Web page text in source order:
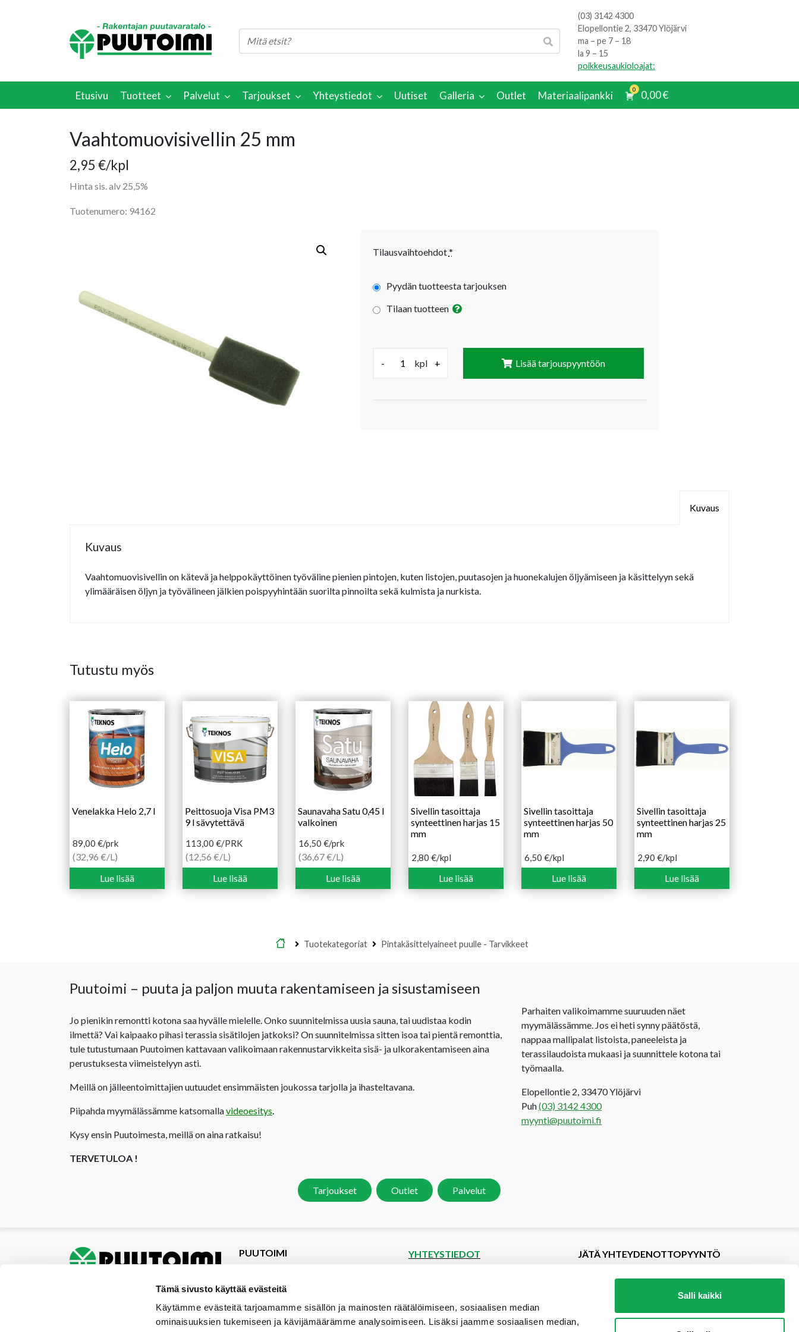
Tämä sivusto käyttää evästeitä
Käytämme evästeitä tarjoamamme sisällön ja mainosten räätälöimiseen, sosiaalisen median
ominaisuuksien tukemiseen ja kävijämäärämme analysoimiseen. Lisäksi jaamme sosiaalisen median,
Salli kaikki
(03) 3142 4300
Elopellontie 2, 33470 Ylöjärvi
ma – pe 7 – 18
la 9 – 15
poikkeusaukioloajat:
Etusivu Tuotteet Palvelut Tarjoukset Yhteystiedot Uutiset Galleria Outlet Materiaalipankki 0 0,00€
Vaahtomuovisivellin 25 mm
2,95 €/kpl
Hinta sis. alv 25,5%
Tuotenumero: 94162
Tilausvaihtoehdot*
Pyydän tuotteesta tarjouksen
Tilaan tuotteen
- kpl + Lisää tarjouspyyntöön
Kuvaus
Kuvaus
Vaahtomuovisivellin on kätevä ja helppokäyttöinen työväline pienien pintojen, kuten listojen, puutasojen ja huonekalujen öljyämiseen ja käsittelyyn sekä
ylimääräisen öljyn ja työvälineen jälkien poispyyhintään suorilta pinnoilta sekä kulmista ja nurkista.
Tutustu myös
Venelakka Helo 2,7 l
89,00 €/prk
(32,96 €/L)
Lue lisää
Peittosuoja Visa PM3
9 l sävytettävä
113,00 €/PRK
(12,56 €/L)
Lue lisää
Saunavaha Satu 0,45 l
valkoinen
16,50 €/prk
(36,67 €/L)
Lue lisää
Sivellin tasoittaja
synteettinen harjas 15
mm
2,80 €/kpl
Lue lisää
Sivellin tasoittaja
synteettinen harjas 50
mm
6,50 €/kpl
Lue lisää
Sivellin tasoittaja
synteettinen harjas 25
mm
2,90 €/kpl
Lue lisää
Etusivu
Tuotekategoriat Pintakäsittelyaineet puulle - Tarvikkeet
Puutoimi – puuta ja paljon muuta rakentamiseen ja sisustamiseen
Jo pienikin remontti kotona saa hyvälle mielelle. Onko suunnitelmissa uusia sauna, tai uudistaa kodin
ilmettä? Vai kaipaako pihasi terassia sisätilojen jatkoksi? On suunnitelmissa sitten isoa tai pientä remonttia,
tule tutustumaan Puutoimen kattavaan valikoimaan rakennustarvikkeita sisä- ja ulkorakentamiseen aina
perustuksesta viimeistelyyn asti.
Meillä on jälleentoimittajien uutuudet ensimmäisten joukossa tarjolla ja ihasteltavana.
Piipahda myymälässämme katsomallavideoesitys.
Kysy ensin Puutoimesta, meillä on aina ratkaisu!
TERVETULOA !
Tarjoukset Outlet Palvelut
Parhaiten valikoimamme suuruuden näet
myymälässämme. Jos ei heti synny päätöstä,
nappaa mallipalat listoista, paneeleista ja
terassilaudoista mukaasi ja suunnittele kotona tai
työmaalla.
Elopellontie 2, 33470 Ylöjärvi
Puh(03) 3142 4300
myynti@puutoimi.fi
PUUTOIMI
Tarjoukset
Yhteystiedot
Materiaalipankki
YHTEYSTIEDOT
Elopellontie 2, 33470 Ylöjärvi
Puh (03) 3142 4300 (vaihde)
JÄTÄ YHTEYDENOTTOPYYNTÖ